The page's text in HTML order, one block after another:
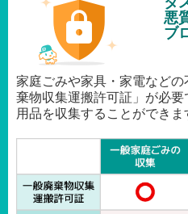
悪
ブ
家庭ごみや家具・家電など
棄物収集運搬許可証」が必
用品を収集することができま